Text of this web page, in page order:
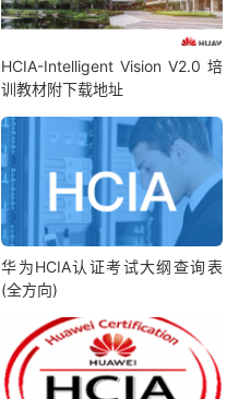
HCIA-Intelligent Vision V2.0 培
训教材附下载地址
华为HCIA认证考试大纲查询表
(全方向)